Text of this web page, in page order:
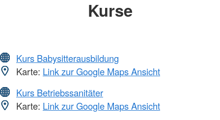
Kurse
Kurs Babysitterausbildung
Karte: Link zur Google Maps Ansicht
Kurs Betriebssanitäter
Karte: Link zur Google Maps Ansicht